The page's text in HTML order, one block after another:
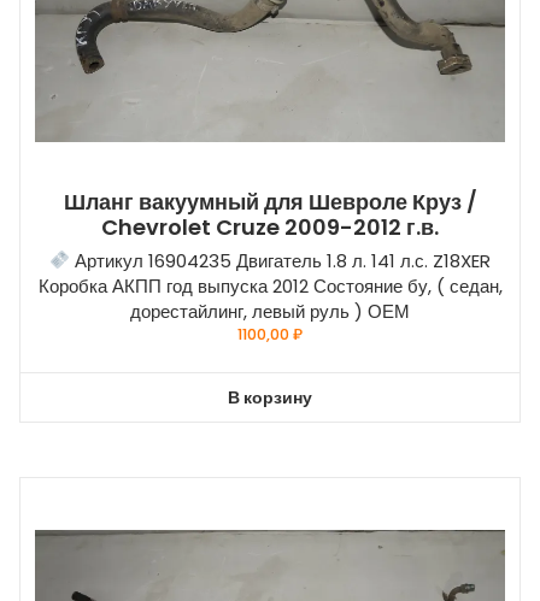
Шланг вакуумный для Шевроле Круз /
Chevrolet Cruze 2009-2012 г.в.
Артикул 16904235 Двигатель 1.8 л. 141 л.с. Z18XER
Коробка АКПП год выпуска 2012 Состояние бу, ( седан,
дорестайлинг, левый руль ) ОЕМ
1100,00₽
В корзину